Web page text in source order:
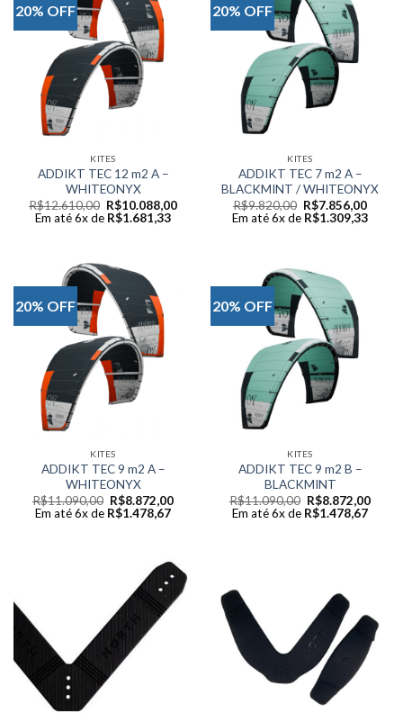
20% OFF
KITES
ADDIKT TEC 12 m2 A –
WHITEONYX
R$12.610,00 Original
price
was:
R$10.088,00Current
Em até 6x de R$1.681,33
20% OFF
KITES
ADDIKT TEC 7 m2 A –
BLACKMINT / WHITEONYX
R$9.820,00 Original
price
was:
R$7.856,00
price
Em até 6x de R$1.309,33
20% OFF
KITES
ADDIKT TEC 9 m2 A –
WHITEONYX
R$11.090,00 Original
price
was:
R$8.872,00Current
Em até 6x de R$1.478,67
20% OFF
KITES
ADDIKT TEC 9 m2 B –
BLACKMINT
R$11.090,00 Original
price
was:
R$8.872,00
Em até 6x de R$1.478,67